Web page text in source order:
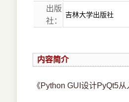
出版
社：
吉林大学出版社
内容简介
《Python GUI设计PyQt5